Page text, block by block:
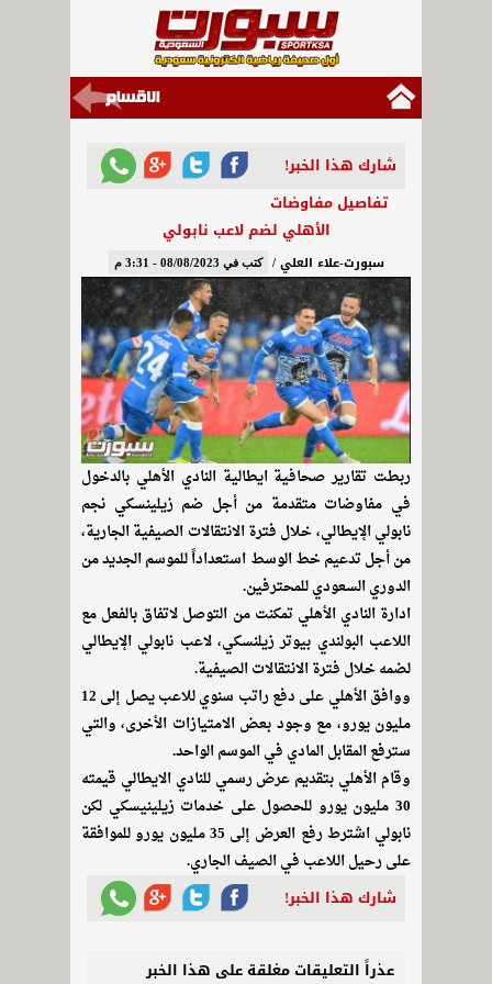
شارك هذا الخبر!
تفاصيل مفاوضات
الأهلي لضم لاعب نابولي
سبورت-علاء العلي / كتب في 08/08/2023 - 3:31 م
ربطت تقارير صحافية ايطالية النادي الأهلي بالدخول
في مفاوضات متقدمة من أجل ضم زيلينسكي نجم
نابولي الإيطالي، خلال فترة الانتقالات الصيفية الجارية،
من أجل تدعيم خط الوسط استعداداً للموسم الجديد من
الدوري السعودي للمحترفين.
ادارة النادي الأهلي تمكنت من التوصل لاتفاق بالفعل مع
اللاعب البولندي بيوتر زيلنسكي، لاعب نابولي الإيطالي
لضمه خلال فترة الانتقالات الصيفية.
ووافق الأهلي على دفع راتب سنوي للاعب يصل إلى 12
مليون يورو، مع وجود بعض الامتيازات الأخرى، والتي
سترفع المقابل المادي في الموسم الواحد.
وقام الأهلي بتقديم عرض رسمي للنادي الايطالي قيمته
30 مليون يورو للحصول على خدمات زيلينيسكي لكن
نابولي اشترط رفع العرض إلى 35 مليون يورو للموافقة
على رحيل اللاعب في الصيف الجاري.
شارك هذا الخبر!
عذراً التعليقات مغلقة على هذا الخبر